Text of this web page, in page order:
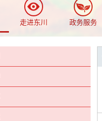
走进东川 政务服务